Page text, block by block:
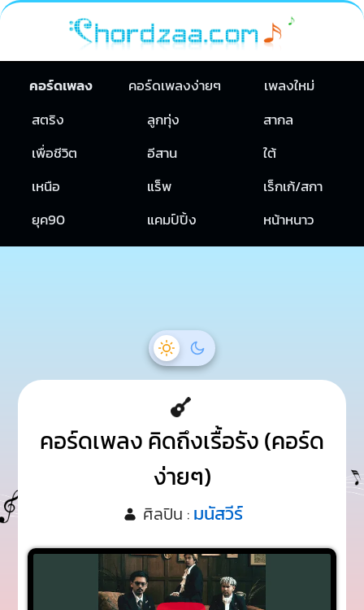
คอร์ดเพลง คอร์ดเพลงง่ายๆ
เพลงใหม่
สตริง
ลูกทุ่ง
สากล
เพื่อชีวิต
อีสาน
ใต้
เหนือ
แร็พ
เร็กเก้/สกา
ยุค90
แคมป์ปิ้ง หน้าหนาว
คอร์ดเพลง คิดถึงเรื้อรัง (คอร์ด
ง่ายๆ)
ศิลปิน : มนัสวีร์